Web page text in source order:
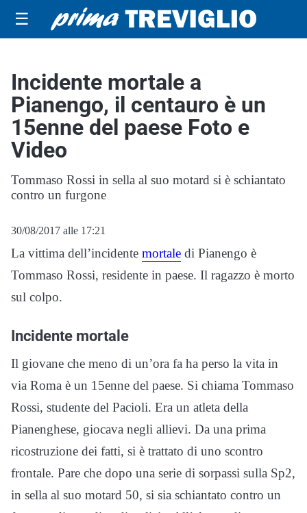
☰
Incidente mortale a
Pianengo, il centauro è un
15enne del paese Foto e
Video
Tommaso Rossi in sella al suo motard si è schiantato
contro un furgone
30/08/2017 alle 17:21
La vittima dell’incidente mortale di Pianengo è
Tommaso Rossi, residente in paese. Il ragazzo è morto
sul colpo.
Incidente mortale
Il giovane che meno di un’ora fa ha perso la vita in
via Roma è un 15enne del paese. Si chiama Tommaso
Rossi, studente del Pacioli. Era un atleta della
Pianenghese, giocava negli allievi. Da una prima
ricostruzione dei fatti, si è trattato di uno scontro
frontale. Pare che dopo una serie di sorpassi sulla Sp2,
in sella al suo motard 50, si sia schiantato contro un